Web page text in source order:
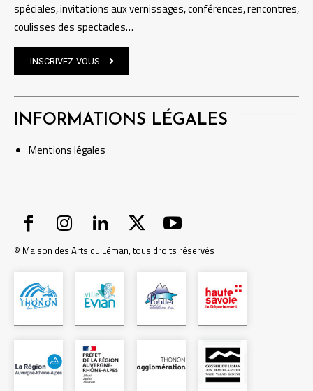
spéciales, invitations aux vernissages, conférences, rencontres,
coulisses des spectacles…
INSCRIVEZ-VOUS
INFORMATIONS LÉGALES
Mentionslégales
© Maison des Arts du Léman, tous droits réservés